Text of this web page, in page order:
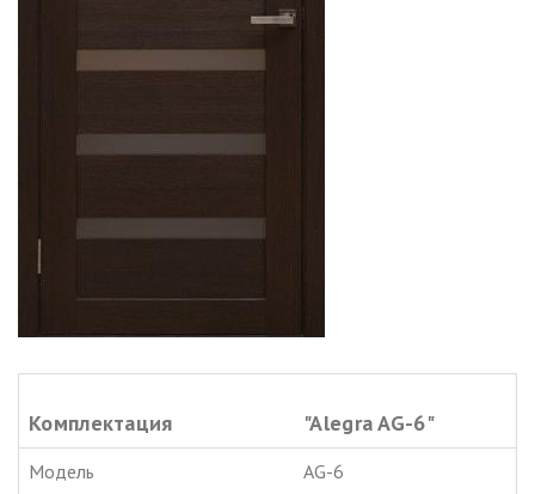
Комплектация "Alegra AG-6"
Модель
AG-6